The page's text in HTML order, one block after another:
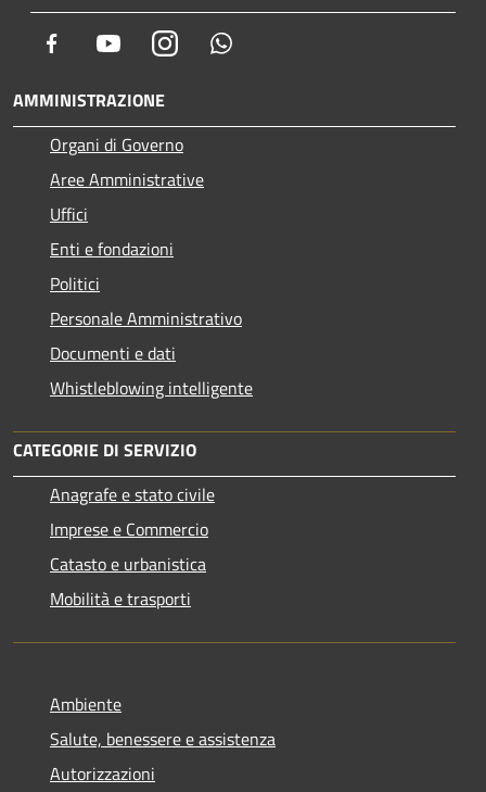
Facebook YoutubeInstagram
AMMINISTRAZIONE
Organi di Governo
Aree Amministrative
Uffici
Enti e fondazioni
Politici
Personale Amministrativo
Documenti e dati
Whistleblowing intelligente
CATEGORIE DI SERVIZIO
Anagrafe e stato civile
Imprese e Commercio
Catasto e urbanistica
Mobilità e trasporti
Ambiente
Salute, benessere e assistenza
Autorizzazioni